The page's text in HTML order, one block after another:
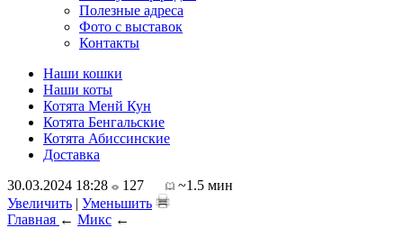
Полезные адреса
Фото с выставок
Контакты
Наши кошки
Наши коты
Котята Менй Кун
Котята Бенгальские
Котята Абиссинские
Доставка
30.03.2024 18:28
127
~1.5 мин
Увеличить | Уменьшить
Главная ← Микс ←